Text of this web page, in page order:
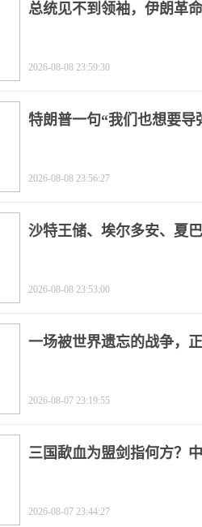
总统见不到领袖，伊朗革
2026-08-08 23:59:30
特朗普一句“我们也想要导
2026-08-08 23:56:27
沙特王储、埃尔多安、夏
2026-08-08 23:53:00
一场被世界遗忘的战争，
2026-08-07 23:19:55
三国歃血为盟剑指何方？
2026-08-07 23:44:27